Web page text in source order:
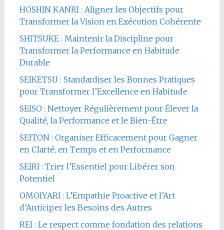
HOSHIN KANRI : Aligner les Objectifs pour
Transformer la Vision en Exécution Cohérente
SHITSUKE : Maintenir la Discipline pour
Transformer la Performance en Habitude
Durable
SEIKETSU : Standardiser les Bonnes Pratiques
pour Transformer l’Excellence en Habitude
SEISO : Nettoyer Régulièrement pour Élever la
Qualité, la Performance et le Bien-Être
SEITON : Organiser Efficacement pour Gagner
en Clarté, en Temps et en Performance
SEIRI : Trier l’Essentiel pour Libérer son
Potentiel
OMOIYARI : L’Empathie Proactive et l’Art
d’Anticiper les Besoins des Autres
REI : Le respect comme fondation des relations